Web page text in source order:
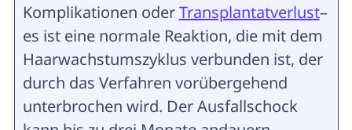
Komplikationen oderTransplantatverlust–
es ist eine normale Reaktion, die mit dem
Haarwachstumszyklus verbunden ist, der
durch das Verfahren vorübergehend
unterbrochen wird. Der Ausfallschock